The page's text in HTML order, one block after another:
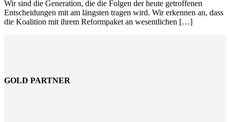
Wir sind die Generation, die die Folgen der heute getroffenen
Entscheidungen mit am längsten tragen wird. Wir erkennen an, dass
die Koalition mit ihrem Reformpaket an wesentlichen […]
GOLD PARTNER